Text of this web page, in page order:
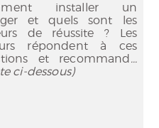
installer un
et quels sont les
de réussite ? Les
répondent à ces
et recommand...
ci-dessous)